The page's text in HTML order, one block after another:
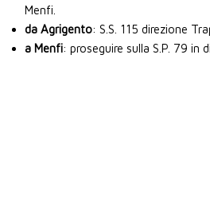
Menfi.
da Agrigento: S.S. 115 direzione
a Menfi: proseguire sulla S.P. 79 in